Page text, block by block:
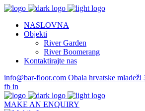
NASLOVNA
Objekti
River Garden
River Boomerang
Kontaktirajte nas
info@bar-floor.com Obala hrvatske mladeži
fb in
MAKE AN ENQUIRY